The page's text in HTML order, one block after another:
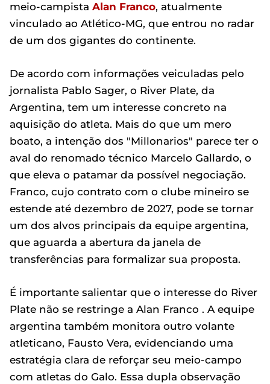
meio-campista Alan Franco, atualmente
vinculado ao Atlético-MG, que entrou no radar
de um dos gigantes do continente.
De acordo com informações veiculadas pelo
jornalista Pablo Sager, o River Plate, da
Argentina, tem um interesse concreto na
aquisição do atleta. Mais do que um mero
boato, a intenção dos "Millonarios" parece ter o
aval do renomado técnico Marcelo Gallardo, o
que eleva o patamar da possível negociação.
Franco, cujo contrato com o clube mineiro se
estende até dezembro de 2027, pode se tornar
um dos alvos principais da equipe argentina,
que aguarda a abertura da janela de
transferências para formalizar sua proposta.
É importante salientar que o interesse do River
Plate não se restringe a Alan Franco . A equipe
argentina também monitora outro volante
atleticano, Fausto Vera, evidenciando uma
estratégia clara de reforçar seu meio-campo
com atletas do Galo. Essa dupla observação